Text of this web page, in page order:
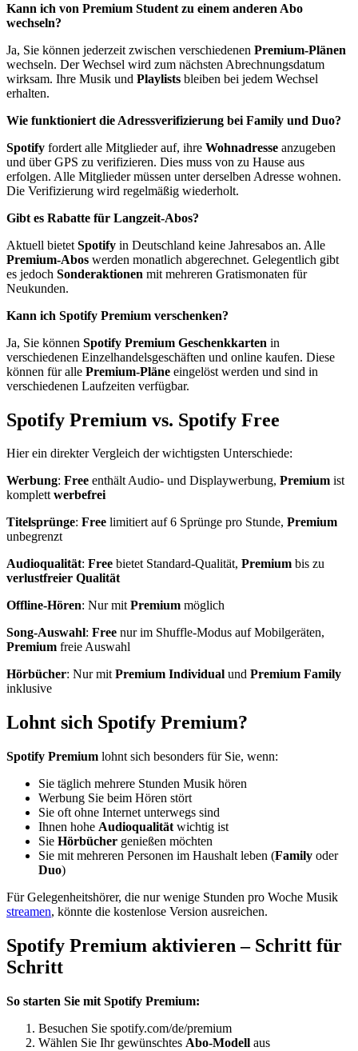
Kann ich von Premium Student zu einem anderen Abo
wechseln?
Ja, Sie können jederzeit zwischen verschiedenen Premium-Plänen
wechseln. Der Wechsel wird zum nächsten Abrechnungsdatum
wirksam. Ihre Musik und Playlists bleiben bei jedem Wechsel
erhalten.
Wie funktioniert die Adressverifizierung bei Family und Duo?
Spotify fordert alle Mitglieder auf, ihre Wohnadresse anzugeben
und über GPS zu verifizieren. Dies muss von zu Hause aus
erfolgen. Alle Mitglieder müssen unter derselben Adresse wohnen.
Die Verifizierung wird regelmäßig wiederholt.
Gibt es Rabatte für Langzeit-Abos?
Aktuell bietet Spotify in Deutschland keine Jahresabos an. Alle
Premium-Abos werden monatlich abgerechnet. Gelegentlich gibt
es jedoch Sonderaktionen mit mehreren Gratismonaten für
Neukunden.
Kann ich Spotify Premium verschenken?
Ja, Sie können Spotify Premium Geschenkkarten in
verschiedenen Einzelhandelsgeschäften und online kaufen. Diese
können für alle Premium-Pläne eingelöst werden und sind in
verschiedenen Laufzeiten verfügbar.
Spotify Premium vs. Spotify Free
Hier ein direkter Vergleich der wichtigsten Unterschiede:
Werbung: Free enthält Audio- und Displaywerbung, Premium ist
komplettwerbefrei
Titelsprünge: Free limitiert auf 6 Sprünge pro Stunde, Premium
unbegrenzt
Audioqualität: Free bietet Standard-Qualität, Premium bis zu
verlustfreier Qualität
Offline-Hören: Nur mitPremium möglich
Song-Auswahl: Free nur im Shuffle-Modus auf Mobilgeräten,
Premium freie Auswahl
Hörbücher: Nur mitPremium Individual und Premium Family
inklusive
Lohnt sich Spotify Premium?
Spotify Premium lohnt sich besonders für Sie, wenn:
Sie täglich mehrere Stunden Musik hören
Werbung Sie beim Hören stört
Sie oft ohne Internet unterwegs sind
Ihnen hohe Audioqualität wichtig ist
Sie Hörbücher genießen möchten
Sie mit mehreren Personen im Haushalt leben (Family oder
Duo)
Für Gelegenheitshörer, die nur wenige Stunden pro Woche Musik
streamen, könnte die kostenlose Version ausreichen.
Spotify Premium aktivieren – Schritt für
Schritt
So starten Sie mit Spotify Premium:
Besuchen Sie spotify.com/de/premium
Wählen Sie Ihr gewünschtes Abo-Modell aus